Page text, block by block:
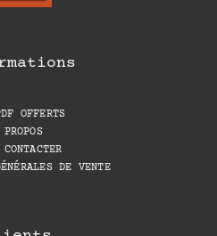
OFFERTS
DE VENTE